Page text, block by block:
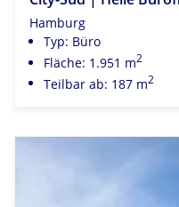
Hamburg
Typ: Büro
Fläche: 1.951 m2
Teilbar ab: 187 m2